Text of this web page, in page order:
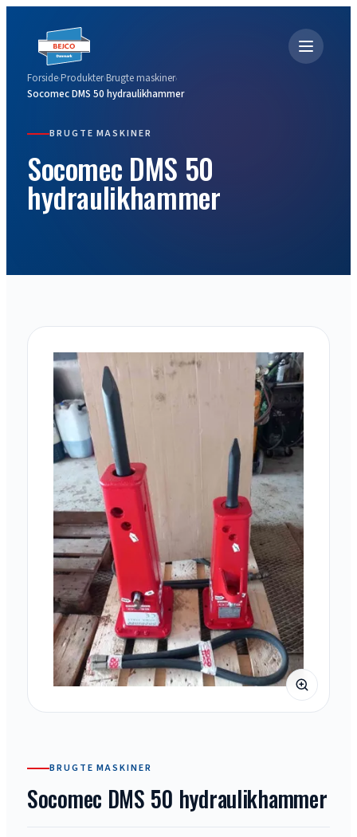
Forside›Produkter›Brugte maskiner›
Socomec DMS 50 hydraulikhammer
BRUGTE MASKINER
Socomec DMS 50
hydraulikhammer
BRUGTE MASKINER
Socomec DMS 50 hydraulikhammer